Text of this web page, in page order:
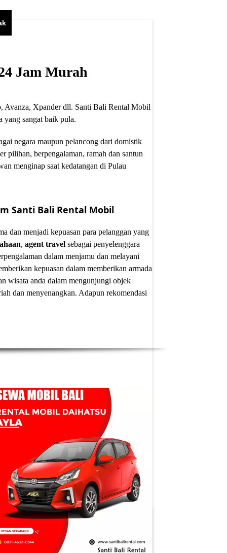
Jam Murah
Avanza, Xpander dll. Santi Bali Rental Mobil
yang sangat baik pula.
negara maupun pelancong dari domistik
pilihan, berpengalaman, ramah dan santun
menginap saat kedatangan di Pulau
Santi Bali Rental Mobil
dan menjadi kepuasan para pelanggan yang
, agent travel sebagai penyelenggara
dalam menjamu dan melayani
kepuasan dalam memberikan armada
wisata anda dalam mengunjungi objek
dan menyenangkan. Adapun rekomendasi